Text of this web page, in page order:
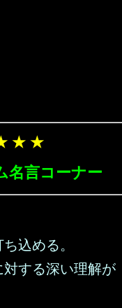
★ ★
名言コーナー
込める。
する深い理解が